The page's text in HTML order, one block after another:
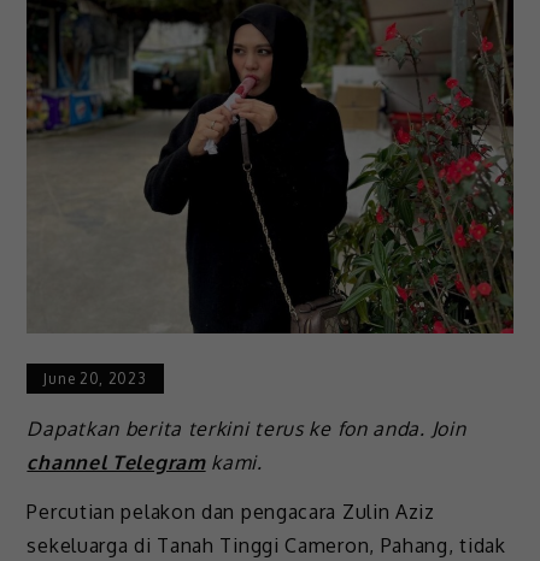
June 20, 2023
Dapatkan berita terkini terus ke fon anda. Join
channel Telegramkami.
Percutian pelakon dan pengacara Zulin Aziz
sekeluarga di Tanah Tinggi Cameron, Pahang, tidak